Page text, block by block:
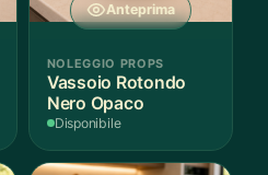
Anteprima
NOLEGGIO PROPS
Vassoio Rotondo
Nero Opaco
Disponibile